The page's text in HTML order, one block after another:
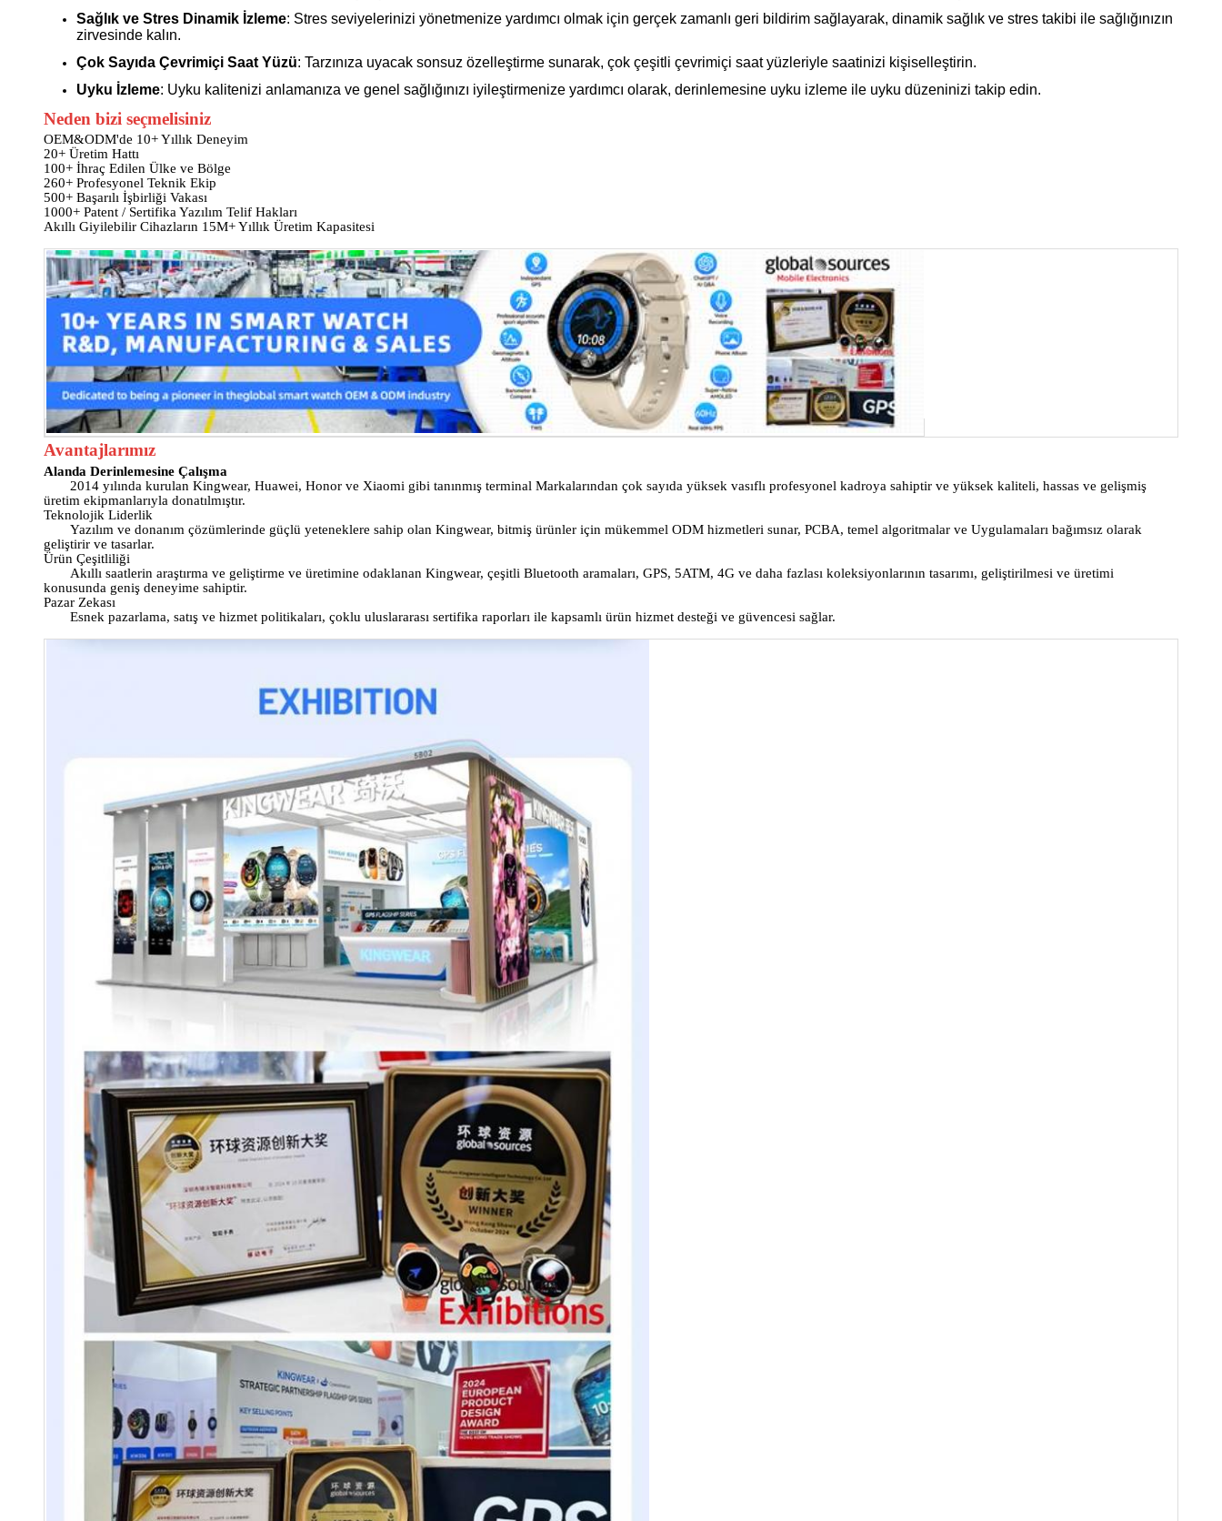
Sağlık ve Stres Dinamik İzleme: Stres seviyelerinizi yönetmenize yardımcı olmak için gerçek zamanlı geri bildirim sağlayarak, dinamik sağlık ve stres takibi ile sağlığınızın
zirvesinde kalın.
Çok Sayıda Çevrimiçi Saat Yüzü: Tarzınıza uyacak sonsuz özelleştirme sunarak, çok çeşitli çevrimiçi saat yüzleriyle saatinizi kişiselleştirin.
Uyku İzleme: Uyku kalitenizi anlamanıza ve genel sağlığınızı iyileştirmenize yardımcı olarak, derinlemesine uyku izleme ile uyku düzeninizi takip edin.
Neden bizi seçmelisiniz
OEM&ODM'de 10+ Yıllık Deneyim
20+ Üretim Hattı
100+ İhraç Edilen Ülke ve Bölge
260+ Profesyonel Teknik Ekip
500+ Başarılı İşbirliği Vakası
1000+ Patent / Sertifika Yazılım Telif Hakları
Akıllı Giyilebilir Cihazların 15M+ Yıllık Üretim Kapasitesi
Avantajlarımız
Alanda Derinlemesine Çalışma
2014 yılında kurulan Kingwear, Huawei, Honor ve Xiaomi gibi tanınmış terminal Markalarından çok sayıda yüksek vasıflı profesyonel kadroya sahiptir ve yüksek kaliteli, hassas ve gelişmiş
üretim ekipmanlarıyla donatılmıştır.
Teknolojik Liderlik
Yazılım ve donanım çözümlerinde güçlü yeteneklere sahip olan Kingwear, bitmiş ürünler için mükemmel ODM hizmetleri sunar, PCBA, temel algoritmalar ve Uygulamaları bağımsız olarak
geliştirir ve tasarlar.
Ürün Çeşitliliği
Akıllı saatlerin araştırma ve geliştirme ve üretimine odaklanan Kingwear, çeşitli Bluetooth aramaları, GPS, 5ATM, 4G ve daha fazlası koleksiyonlarının tasarımı, geliştirilmesi ve üretimi
konusunda geniş deneyime sahiptir.
Pazar Zekası
Esnek pazarlama, satış ve hizmet politikaları, çoklu uluslararası sertifika raporları ile kapsamlı ürün hizmet desteği ve güvencesi sağlar.